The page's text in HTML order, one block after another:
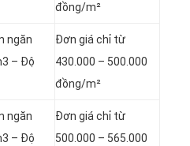
đồng/m²
ngăn
– Độ
Đơn giá chỉ từ
430.000 – 500.000
đồng/m²
ngăn
– Độ
Đơn giá chỉ từ
500.000 – 565.000